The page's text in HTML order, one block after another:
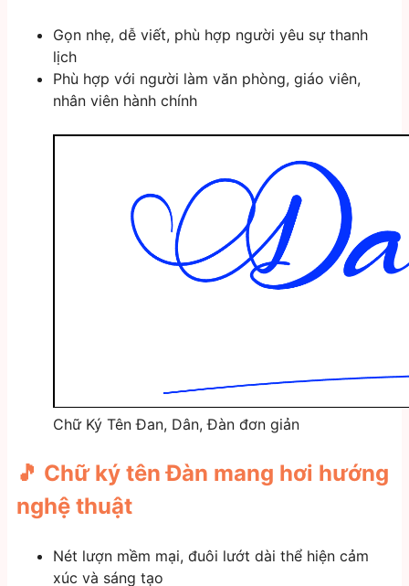
Gọn nhẹ, dễ viết, phù hợp người yêu sự thanh
lịch
Phù hợp với người làm văn phòng, giáo viên,
nhân viên hành chính
Chữ Ký Tên Đan, Dân, Đàn đơn giản
🎵 Chữ ký tênĐàn mang hơi hướng
nghệ thuật
Nét lượn mềm mại, đuôi lướt dài thể hiện cảm
xúc và sáng tạo